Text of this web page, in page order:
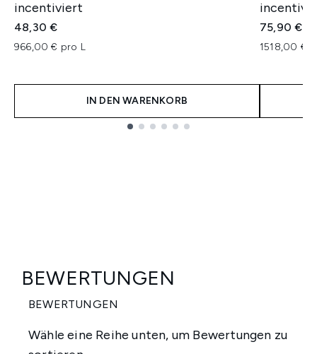
incentiviert
48,30 €
966,00 € pro L
IN DEN WARENKORB
75,90 €
1518,00 €